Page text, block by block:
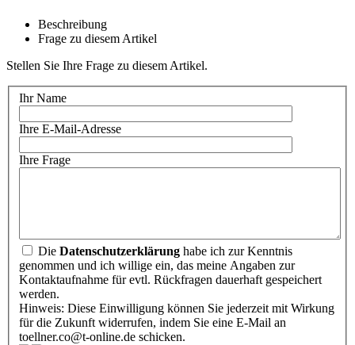
Beschreibung
Frage zu diesem Artikel
Stellen Sie Ihre Frage zu diesem Artikel.
Ihr Name
Ihre E-Mail-Adresse
Ihre Frage
Die Datenschutzerklärung habe ich zur Kenntnis
genommen und ich willige ein, das meine Angaben zur
Kontaktaufnahme für evtl. Rückfragen dauerhaft gespeichert
werden.
Hinweis: Diese Einwilligung können Sie jederzeit mit Wirkung
für die Zukunft widerrufen, indem Sie eine E-Mail an
toellner.co@t-online.de schicken.